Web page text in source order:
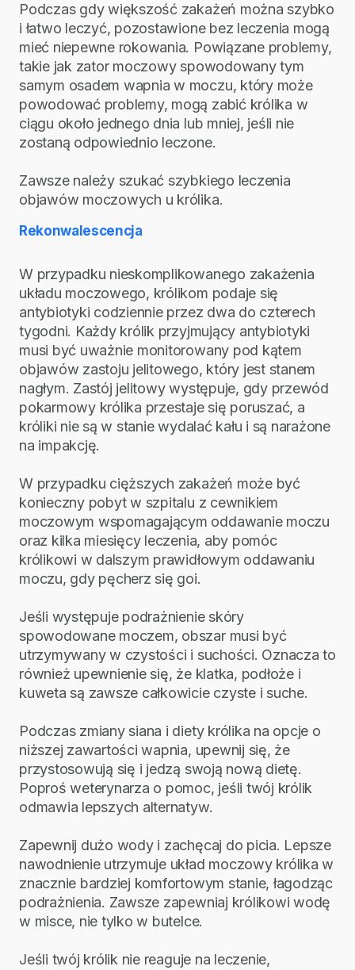
Podczas gdy większość zakażeń można szybko
i łatwo leczyć, pozostawione bez leczenia mogą
mieć niepewne rokowania. Powiązane problemy,
takie jak zator moczowy spowodowany tym
samym osadem wapnia w moczu, który może
powodować problemy, mogą zabić królika w
ciągu około jednego dnia lub mniej, jeśli nie
zostaną odpowiednio leczone.
Zawsze należy szukać szybkiego leczenia
objawów moczowych u królika.
Rekonwalescencja
W przypadku nieskomplikowanego zakażenia
układu moczowego, królikom podaje się
antybiotyki codziennie przez dwa do czterech
tygodni. Każdy królik przyjmujący antybiotyki
musi być uważnie monitorowany pod kątem
objawów zastoju jelitowego, który jest stanem
nagłym. Zastój jelitowy występuje, gdy przewód
pokarmowy królika przestaje się poruszać, a
króliki nie są w stanie wydalać kału i są narażone
na impakcję.
W przypadku cięższych zakażeń może być
konieczny pobyt w szpitalu z cewnikiem
moczowym wspomagającym oddawanie moczu
oraz kilka miesięcy leczenia, aby pomóc
królikowi w dalszym prawidłowym oddawaniu
moczu, gdy pęcherz się goi.
Jeśli występuje podrażnienie skóry
spowodowane moczem, obszar musi być
utrzymywany w czystości i suchości. Oznacza to
również upewnienie się, że klatka, podłoże i
kuweta są zawsze całkowicie czyste i suche.
Podczas zmiany siana i diety królika na opcje o
niższej zawartości wapnia, upewnij się, że
przystosowują się i jedzą swoją nową dietę.
Poproś weterynarza o pomoc, jeśli twój królik
odmawia lepszych alternatyw.
Zapewnij dużo wody i zachęcaj do picia. Lepsze
nawodnienie utrzymuje układ moczowy królika w
znacznie bardziej komfortowym stanie, łagodząc
podrażnienia. Zawsze zapewniaj królikowi wodę
w misce, nie tylko w butelce.
Jeśli twój królik nie reaguje na leczenie,